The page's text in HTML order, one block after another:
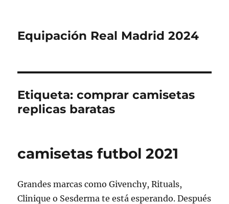
Equipación Real Madrid 2024
Etiqueta:comprar camisetas
replicas baratas
camisetas futbol 2021
Grandes marcas como Givenchy, Rituals,
Clinique o Sesderma te está esperando. Después